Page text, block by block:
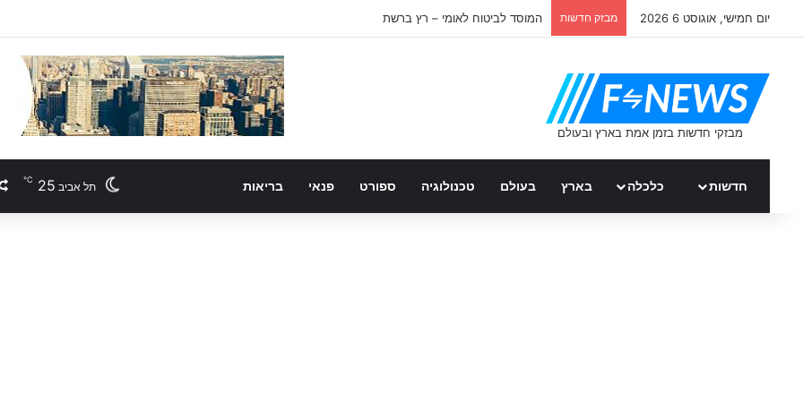
יום חמישי, אוגוסט 6 2026 מבזק חדשות המוסד לביטוח לאומי – רץ ברשת
חדשות כלכלה בארץ בעולם טכנולוגיה ספורט פנאי בריאות תל אביב 25
℃